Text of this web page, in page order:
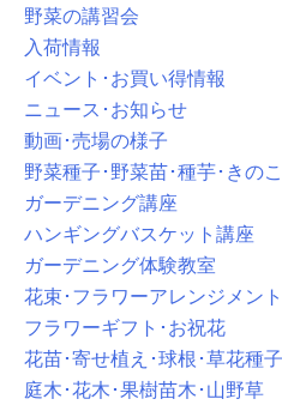
野菜の講習会
入荷情報
イベント･お買い得情報
ニュース･お知らせ
動画･売場の様子
野菜種子･野菜苗･種芋･きの
ガーデニング講座
ハンギングバスケット講座
ガーデニング体験教室
花束･フラワーアレンジメント
フラワーギフト･お祝花
花苗･寄せ植え･球根･草花種子
庭木･花木･果樹苗木･山野草